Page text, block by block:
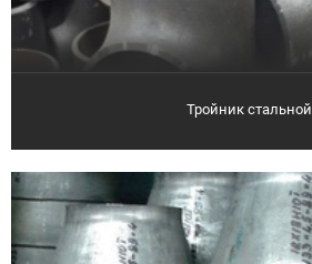
Тройник стальной